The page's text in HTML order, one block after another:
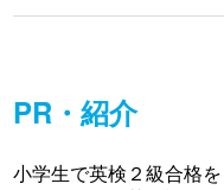
PR・紹介
小学生で英検２級合格を